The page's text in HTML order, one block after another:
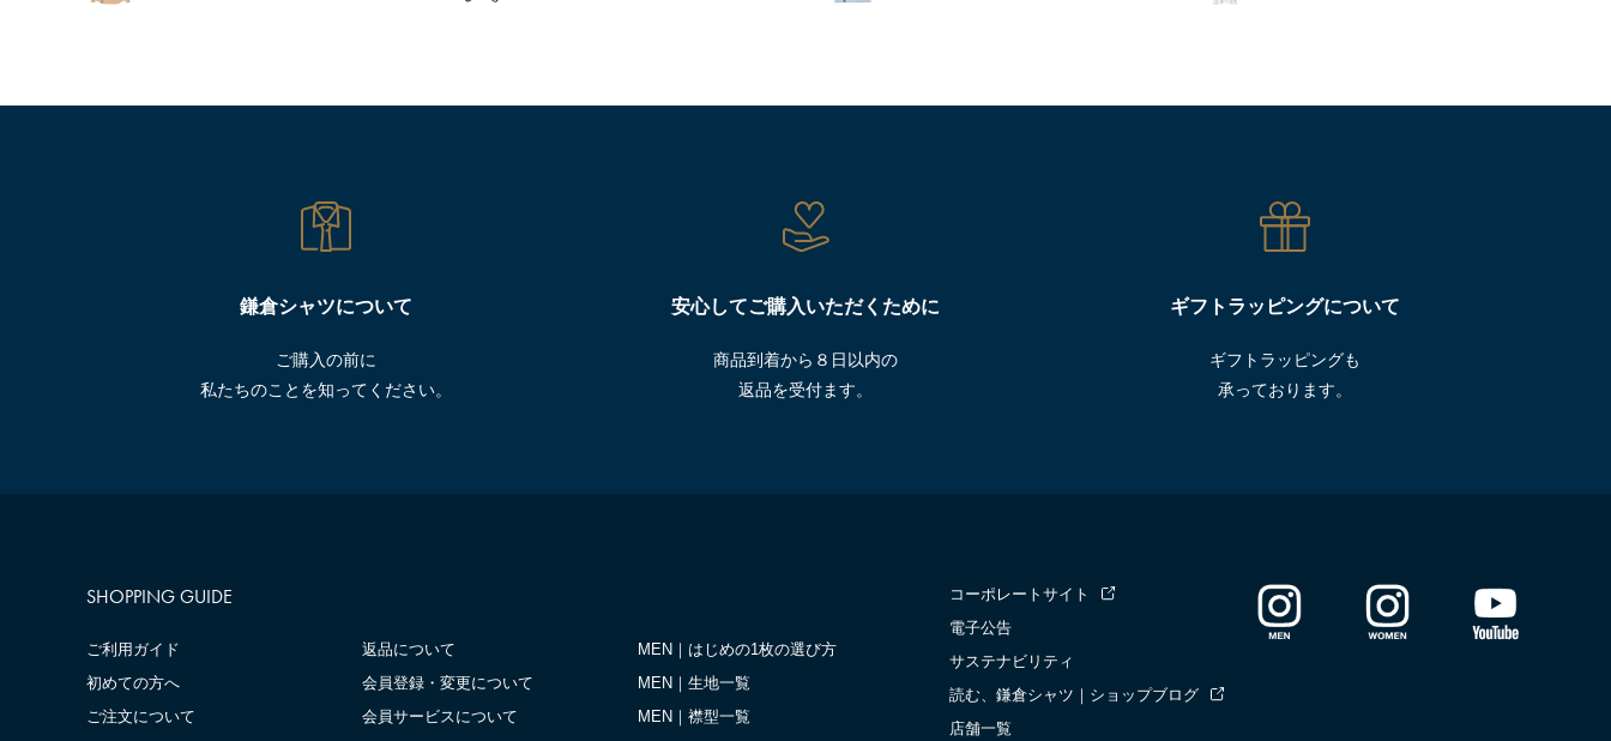
鎌倉シャツについて
ご購入の前に
私たちのことを知ってください。
安心してご購入いただくために
商品到着から８日以内の
返品を受付ます。
ギフトラッピングについて
ギフトラッピングも
承っております。
SHOPPING GUIDE
ご利用ガイド
初めての方へ
ご注文について
返品について
会員登録・変更について
会員サービスについて
MEN｜はじめの1枚の選び方
MEN｜生地一覧
MEN｜襟型一覧
コーポレートサイト
電子公告
サステナビリティ
読む、鎌倉シャツ｜ショップブログ
店舗一覧